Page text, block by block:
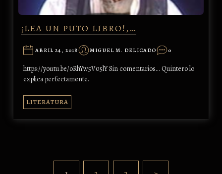
¡LEA UN PUTO LIBRO!,…
ABRIL 24, 2018 MIGUEL M. DELICADO 0
https://youtu.be/oRhYw5V05lY Sin comentarios... Quintero lo
explica perfectamente.
LITERATURA